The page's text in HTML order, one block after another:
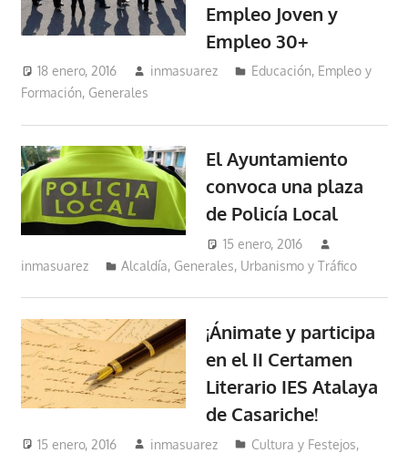
Empleo Joven y
Empleo 30+
18 enero, 2016 inmasuarez
Educación, Empleo y
Formación, Generales
El Ayuntamiento
convoca una plaza
de Policía Local
15 enero, 2016
inmasuarez
Alcaldía, Generales, Urbanismo y Tráfico
¡Ánimate y participa
en el II Certamen
Literario IES Atalaya
de Casariche!
15 enero, 2016 inmasuarez Cultura y Festejos,